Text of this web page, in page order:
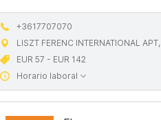
+3617707070
LISZT FERENC INTERNATIONAL APT,
EUR 57 - EUR 142
Horario laboral